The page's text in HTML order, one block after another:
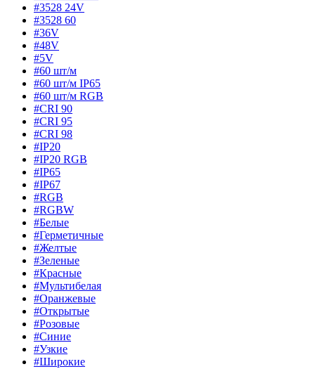
#3528 24V
#3528 60
#36V
#48V
#5V
#60 шт/м
#60 шт/м IP65
#60 шт/м RGB
#CRI 90
#CRI 95
#CRI 98
#IP20
#IP20 RGB
#IP65
#IP67
#RGB
#RGBW
#Белые
#Герметичные
#Желтые
#Зеленые
#Красные
#Мультибелая
#Оранжевые
#Открытые
#Розовые
#Синие
#Узкие
#Широкие